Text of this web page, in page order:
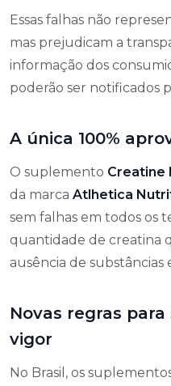
Essas falhas não
mas prejudicam a
informação dos
poderão ser notificados
A única 100%
O suplemento Creatine
da marca Atlhetica
sem falhas em todos os
quantidade de creatina
ausência de substâncias
Novas regras
vigor
No Brasil, os